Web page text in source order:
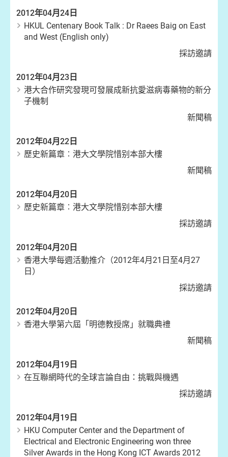
2012年04月24日
HKUL Centenary Book Talk : Dr Raees Baig on East
and West (English only)
採訪邀請
2012年04月23日
港大合作研究發現可發展成新抗愛滋病毒藥物的新分
子機制
新聞稿
2012年04月22日
歷史新篇章︰港大文學院惜别本部大樓
新聞稿
2012年04月20日
歷史新篇章︰港大文學院惜别本部大樓
採訪邀請
2012年04月20日
香港大學每週活動推介（2012年4月21日至4月27
日）
採訪邀請
2012年04月20日
香港大學第六屆「明德教授席」就職典禮
新聞稿
2012年04月19日
在互聯網時代的全球言論自由：挑戰與機遇
採訪邀請
2012年04月19日
HKU Computer Center and the Department of
Electrical and Electronic Engineering won three
Silver Awards in the Hong Kong ICT Awards 2012